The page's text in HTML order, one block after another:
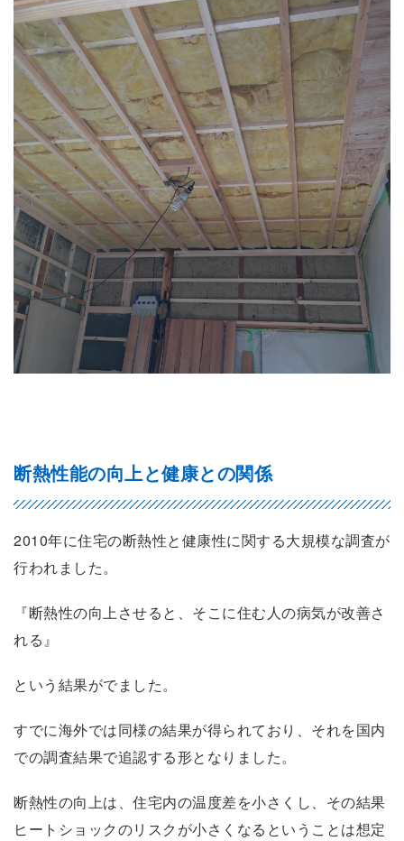
断熱性能の向上と健康との関係
2010年に住宅の断熱性と健康性に関する大規模な調査が
行われました。
『断熱性の向上させると、そこに住む人の病気が改善さ
れる』
という結果がでました。
すでに海外では同様の結果が得られており、それを国内
での調査結果で追認する形となりました。
断熱性の向上は、住宅内の温度差を小さくし、その結果
ヒートショックのリスクが小さくなるということは想定